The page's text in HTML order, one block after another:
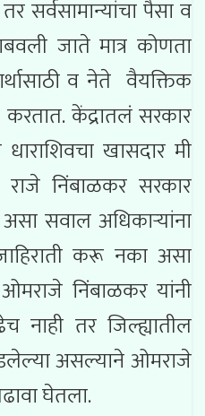
सर्वसामान्यांचा पैसा व
जाते मात्र कोणता
व नेते वैयक्तिक
करतात. केंद्रातलं सरकार
खासदार मी
निंबाळकर सरकार
सवाल अधिकाऱ्यांना
करू नका असा
निंबाळकर यांनी
नाही तर जिल्ह्यातील
असल्याने ओमराजे
घेतला.